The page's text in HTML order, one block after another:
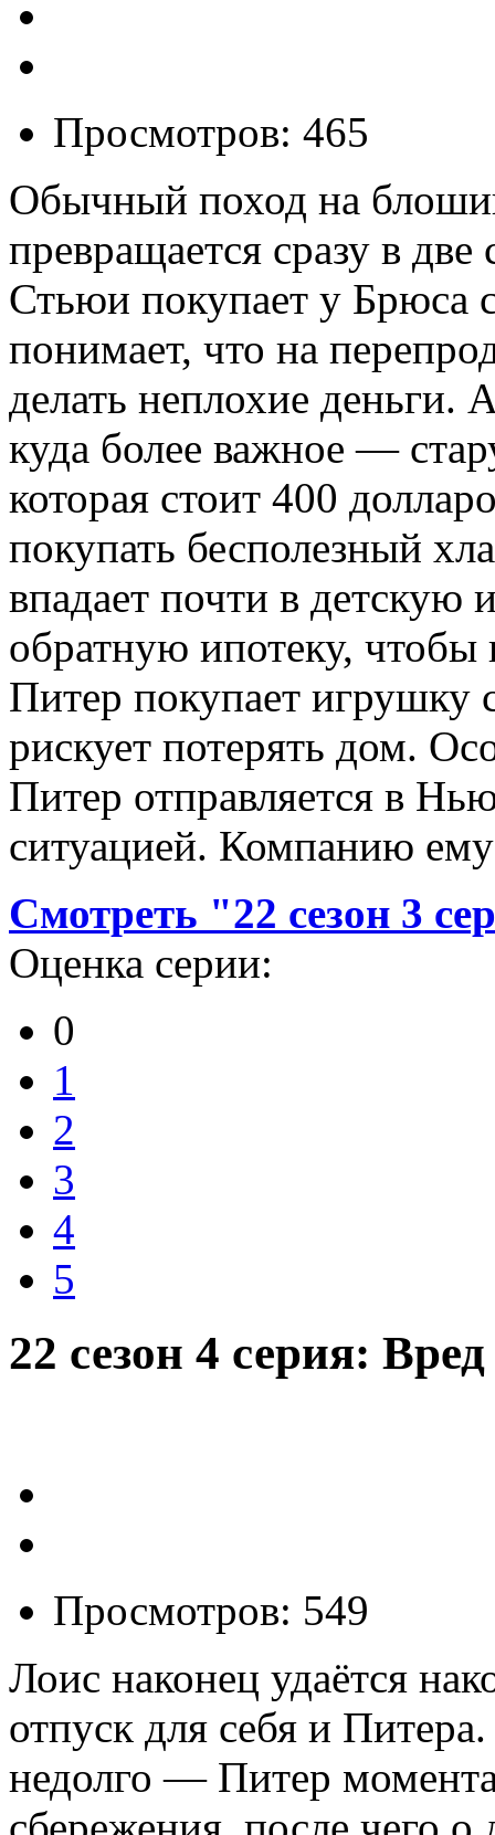
Просмотров: 465
Обычный поход на
превращается сразу в
Стьюи покупает у Брюса
понимает, что на
делать неплохие деньги.
куда более важное —
которая стоит 400
покупать бесполезный
впадает почти в детскую
обратную ипотеку, чтобы
Питер покупает игрушку
рискует потерять дом.
Питер отправляется в
ситуацией. Компанию
Смотреть "22 сезон 3
Оценка серии:
0
1
2
3
4
5
22 сезон 4 серия:
Просмотров: 549
Лоис наконец удаётся
отпуск для себя и
недолго — Питер